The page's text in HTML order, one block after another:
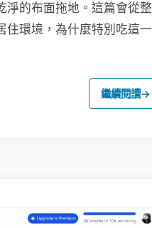
淨的布面拖地。這篇會從整
住環境，為什麼特別吃這一
繼續閱讀→